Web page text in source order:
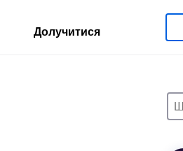
Долучитися